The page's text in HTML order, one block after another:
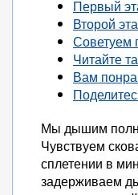
Первый
Второй
Советуем
Читайте
Вам
Мы дышим
Чувствуем
сплетении в
задерживаем